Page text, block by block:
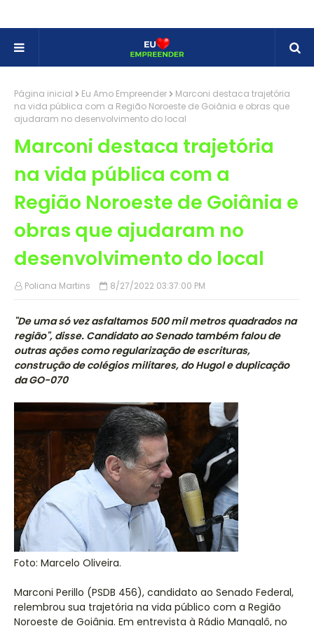
Página inicial Eu Amo Empreender
Marconi destaca trajetória
na vida pública com a Região Noroeste de Goiânia e obras que
ajudaram no desenvolvimento do local
Marconi destaca trajetória
na vida pública com a
Região Noroeste de Goiânia e
obras que ajudaram no
desenvolvimento do local
Poliana Martins 8/27/2022 03:37:00 PM
"De uma só vez asfaltamos 500 mil metros quadrados na
região", disse. Candidato ao Senado também falou de
outras ações como regularização de escrituras,
construção de colégios militares, do Hugol e duplicação
da GO-070
Foto: Marcelo Oliveira.
Marconi Perillo (PSDB 456), candidato ao Senado Federal,
relembrou sua trajetória na vida público com a Região
Noroeste de Goiânia. Em entrevista à Rádio Mangalô, no